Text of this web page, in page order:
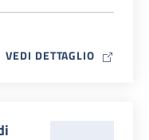
VEDI DETTAGLIO MAP ICON